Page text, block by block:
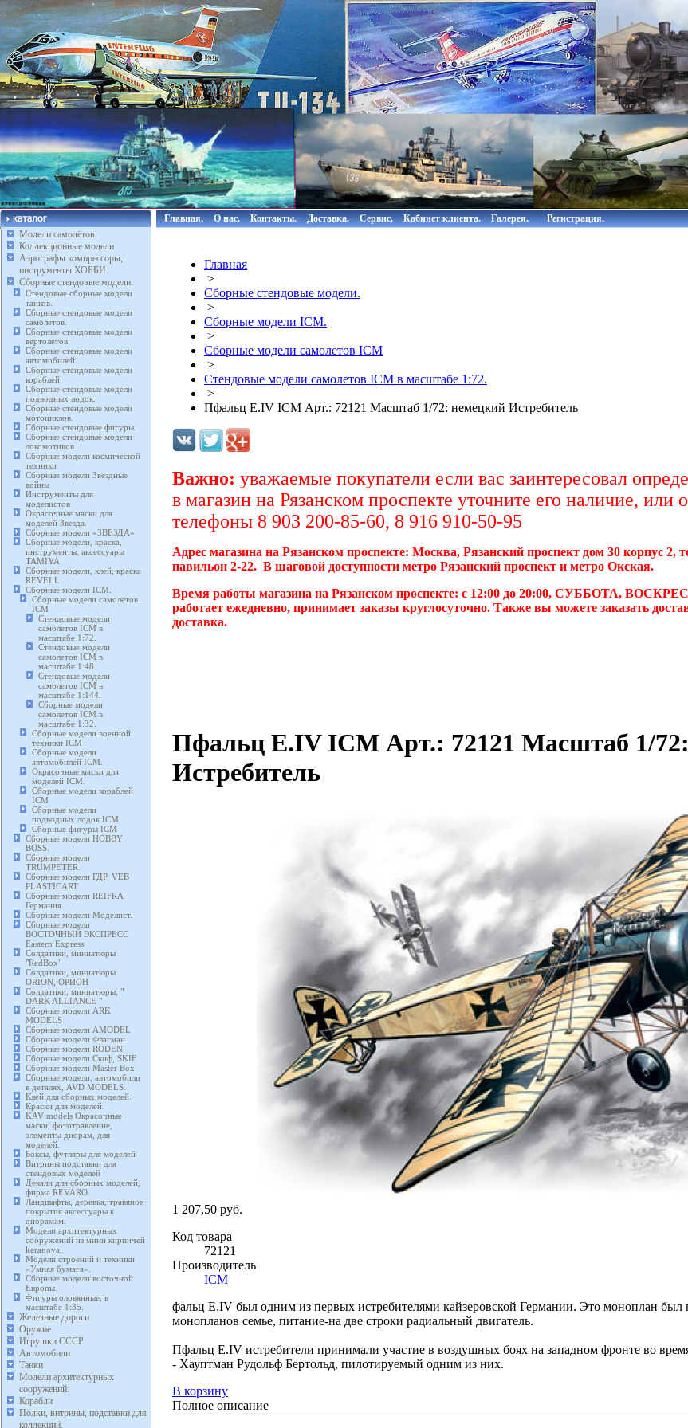
Модели самолётов.
Коллекционные модели
Аэрографы компрессоры,
инструменты ХОББИ.
Сборные стендовые модели.
Стендовые сборные модели
танков.
Сборные стендовые модели
самолетов.
Сборные стендовые модели
вертолетов.
Сборные стендовые модели
автомобилей.
Сборные стендовые модели
кораблей.
Сборные стендовые модели
подводных лодок.
Сборные стендовые модели
мотоциклов.
Сборные стендовые фигуры.
Сборные стендовые модели
локомотивов.
Сборные модели космической
техники
Сборные модели Звездные
войны
Инструменты для
моделистов
Окрасочные маски для
моделей Звезда.
Сборные модели «ЗВЕЗДА»
Сборные модели, краска,
инструменты, аксессуары
TAMIYA
Сборные модели, клей, краска
REVELL
Сборные модели ICM.
Сборные модели самолетов
ICM
Стендовые модели
самолетов ICM в
масштабе 1:72.
Стендовые модели
самолетов ICM в
масштабе 1:48.
Стендовые модели
самолетов ICM в
масштабе 1:144.
Сборные модели
самолетов ICM в
масштабе 1:32.
Сборные модели военной
техники ICM
Сборные модели
автомобилей ICM.
Окрасочные маски для
моделей ICM.
Сборные модели кораблей
ICM
Сборные модели
подводных лодок ICM
Сборные фигуры ICM
Сборные модели HOBBY
BOSS.
Сборные модели
TRUMPETER.
Сборные модели ГДР, VEB
PLASTICART
Сборные модели REIFRA
Германия
Сборные модели Моделист.
Сборные модели
ВОСТОЧНЫЙ ЭКСПРЕСС
Eastern Express
Солдатики, миниатюры
"RedBox"
Солдатики, миниатюры
ORION, ОРИОН
Солдатики, миниатюры, "
DARK ALLIANCE "
Сборные модели ARK
MODELS
Сборные модели AMODEL
Сборные модели Флагман
Сборные модели RODEN
Сборные модели Скиф, SKIF
Сборные модели Master Box
Сборные модели, автомобили
в деталях, AVD MODELS.
Клей для сборных моделей.
Краски для моделей.
KAV models Окрасочные
маски, фототравление,
элементы диорам, для
моделей.
Боксы, футляры для моделей
Витрины подставки для
стендовых моделей
Декали для сборных моделей,
фирма REVARO
Ландшафты, деревья, травяное
покрытия аксессуары к
диорамам.
Модели архитектурных
сооружений из мини кирпичей
keranova.
Модели строений и техники
«Умная бумага».
Сборные модели восточной
Европы.
Фигуры оловянные, в
масштабе 1:35.
Железные дороги
Оружие
Игрушки СССР
Автомобили
Танки
Модели архитектурных
сооружений.
Корабли
Полки, витрины, подставки для
коллекций.
Главная. О нас. Контакты. Доставка. Сервис. Кабинет клиента. Галерея. Регистрация.
Главная
>
Сборные стендовые модели.
>
Сборные модели ICM.
>
Сборные модели самолетов ICM
>
Стендовые модели самолетов ICM в масштабе 1:72.
>
Пфальц E.IV ICM Арт.: 72121 Масштаб 1/72: немецкий Истребитель
Важно: уважаемые покупатели если вас заинтересовал
в магазин на Рязанском проспекте уточните его наличие,
телефоны 8 903 200-85-60, 8 916 910-50-95
Адрес магазина на Рязанском проспекте: Москва, Рязанский проспект дом 30 корпус 2,
павильон 2-22. В шаговой доступности метро Рязанский проспект и метро Окская.
Время работы магазина на Рязанском проспекте: с 12:00 до 20:00, СУББОТА,
работает ежедневно, принимает заказы круглосуточно. Также вы можете заказать
доставка.
Пфальц E.IV ICM Арт.: 72121 Масштаб 1/
Истребитель
1 207,50 руб.
Код товара
72121
Производитель
ICM
фальц E.IV был одним из первых истребителями кайзеровской Германии. Это моноплан был
монопланов семье, питание-на две строки радиальный двигатель.
Пфальц E.IV истребители принимали участие в воздушных боях на западном фронте во
- Хауптман Рудольф Бертольд, пилотируемый одним из них.
В корзину
Полное описание